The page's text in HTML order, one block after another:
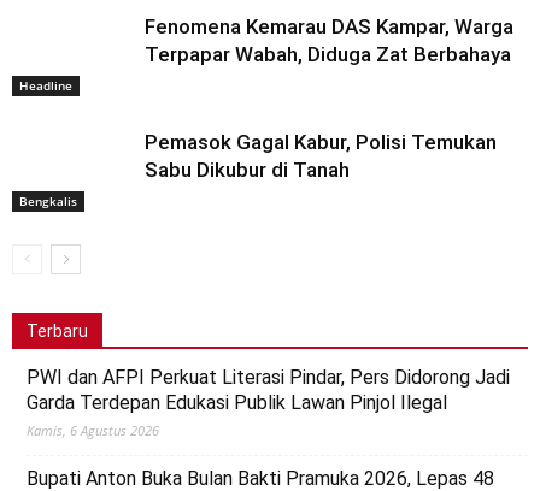
Headline
Fenomena Kemarau DAS Kampar, Warga
Terpapar Wabah, Diduga Zat Berbahaya
Bengkalis
Pemasok Gagal Kabur, Polisi Temukan
Sabu Dikubur di Tanah
Terbaru
PWI dan AFPI Perkuat Literasi Pindar, Pers Didorong Jadi
Garda Terdepan Edukasi Publik Lawan Pinjol Ilegal
Kamis, 6 Agustus 2026
Bupati Anton Buka Bulan Bakti Pramuka 2026, Lepas 48